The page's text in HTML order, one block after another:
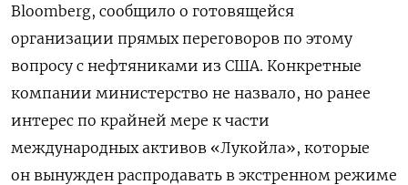
Bloomberg, сообщило о готовящейся
организации прямых переговоров по этому
вопросу с нефтяниками из США. Конкретные
компании министерство не назвало, но ранее
интерес по крайней мере к части
международных активов «Лукойла», которые
он вынужден распродавать в экстренном режиме